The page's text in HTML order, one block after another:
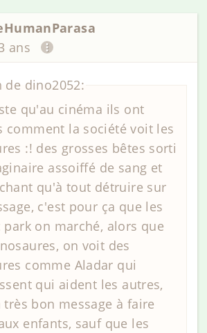
ans
de dino2052:
qu'au cinéma ils ont
comment la société voit les
:! des grosses bêtes sorti
assoiffé de sang et
qu'à tout détruire sur
c'est pour ça que les
park on marché, alors que
on voit des
comme Aladar qui
qui aident les autres,
très bon message à faire
enfants, sauf que les